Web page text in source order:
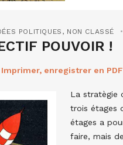
POLITIQUES , NON CLASSÉ
POUVOIR !
Imprimer, enregistrer en
La stratègie
trois étages
étages a
faire, mais